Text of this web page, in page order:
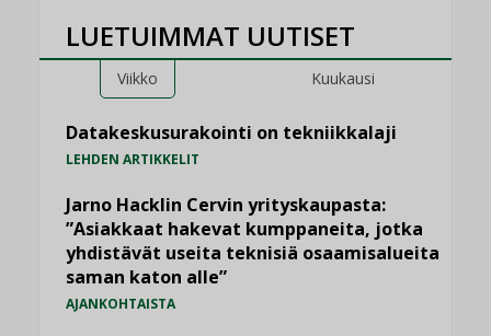
LUETUIMMAT UUTISET
Viikko Kuukausi
Datakeskusurakointi on tekniikkalaji
LEHDEN ARTIKKELIT
Jarno Hacklin Cervin yrityskaupasta:
”Asiakkaat hakevat kumppaneita, jotka
yhdistävät useita teknisiä osaamisalueita
saman katon alle”
AJANKOHTAISTA